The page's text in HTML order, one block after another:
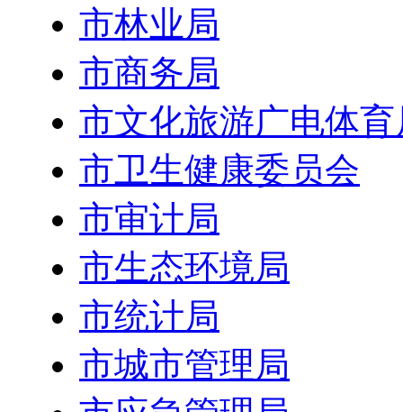
市林业局
市商务局
市文化旅游广电体育
市卫生健康委员会
市审计局
市生态环境局
市统计局
市城市管理局